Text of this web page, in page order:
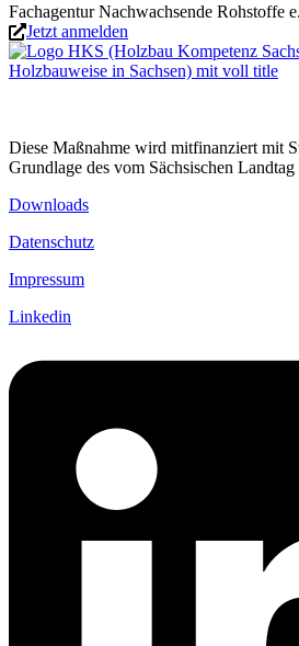
Fachagentur Nachwachsende Rohstoffe
Jetzt anmelden
Diese Maßnahme wird mitfinanziert mit
Grundlage des vom Sächsischen Landtag
Downloads
Datenschutz
Impressum
Linkedin